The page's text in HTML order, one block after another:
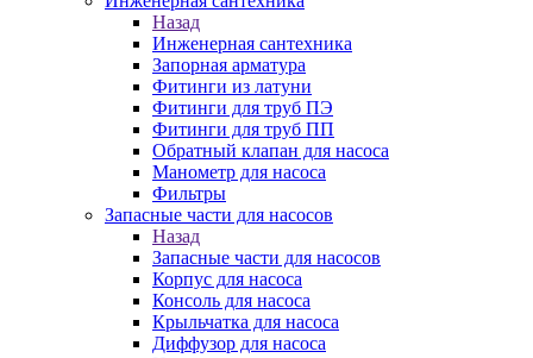
Назад
Инженерная сантехника
Запорная арматура
Фитинги из латуни
Фитинги для труб ПЭ
Фитинги для труб ПП
Обратный клапан для насоса
Манометр для насоса
Фильтры
Запасные части для насосов
Назад
Запасные части для насосов
Корпус для насоса
Консоль для насоса
Крыльчатка для насоса
Диффузор для насоса